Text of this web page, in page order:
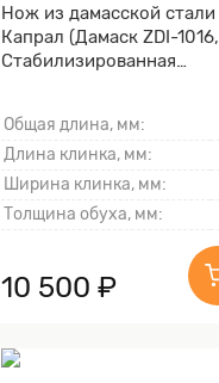
Нож из дамасской стали
Капрал (Дамаск ZDI-1016,
Стабилизированная
Общая длина, мм:
Длина клинка, мм:
Ширина клинка, мм:
Толщина обуха, мм:
10 500 ₽